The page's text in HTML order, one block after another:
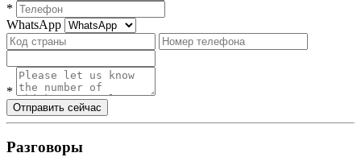
*
WhatsApp
*
Отправить сейчас
Разговоры